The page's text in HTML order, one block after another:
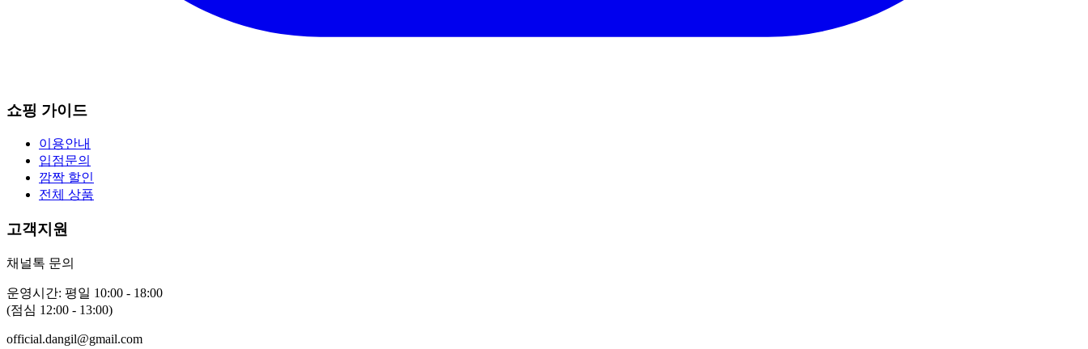
쇼핑 가이드
이용안내
입점문의
깜짝 할인
전체 상품
고객지원
채널톡 문의
운영시간: 평일 10:00 - 18:00
(점심 12:00 - 13:00)
official.dangil@gmail.com